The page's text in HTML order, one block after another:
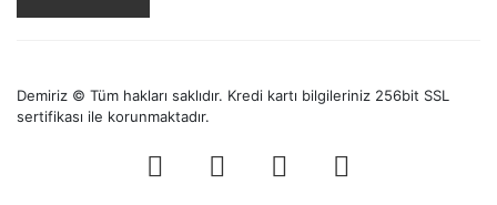
Demiriz © Tüm hakları saklıdır. Kredi kartı bilgileriniz 256bit SSL
sertifikası ile korunmaktadır.